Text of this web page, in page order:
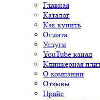
Главная
Каталог
Как купить
Оплата
Услуги
YouTube канал
Клинкерная
О компании
Отзывы
Прайс